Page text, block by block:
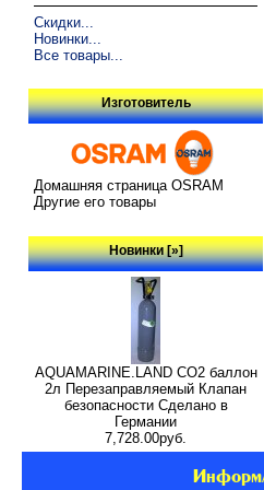
Скидки...
Новинки...
Все товары...
Изготовитель
Домашняя страница OSRAM
Другие его товары
Новинки [»]
AQUAMARINE.LAND CO2 баллон
2л Перезаправляемый Клапан
безопасности Сделано в
Германии
7,728.00руб.